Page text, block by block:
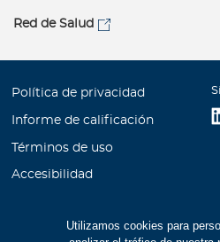
Utilizamos cookies para
Red de Salud
Política de privacidad
Informe de calificación
Términos de uso
Accesibilidad
Mapa Web